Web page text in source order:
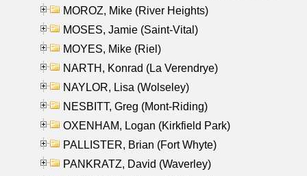
MOROZ, Mike (River Heights)
MOSES, Jamie (Saint-Vital)
MOYES, Mike (Riel)
NARTH, Konrad (La Verendrye)
NAYLOR, Lisa (Wolseley)
NESBITT, Greg (Mont-Riding)
OXENHAM, Logan (Kirkfield Park)
PALLISTER, Brian (Fort Whyte)
PANKRATZ, David (Waverley)